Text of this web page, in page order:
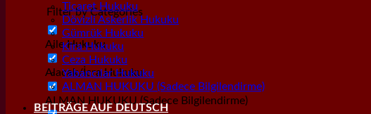
Filter by Categories
Aile Hukuku
Alacak/İcra Hukuku
ALMAN HUKUKU (Sadece Bilgilendirme)
Ticaret Hukuku
Dövizli Askerlik Hukuku
Gümrük Hukuku
Kira Hukuku
Ceza Hukuku
Yabancılar Hukuku
ALMAN HUKUKU (Sadece Bilgilendirme)
BEITRÄGE AUF DEUTSCH